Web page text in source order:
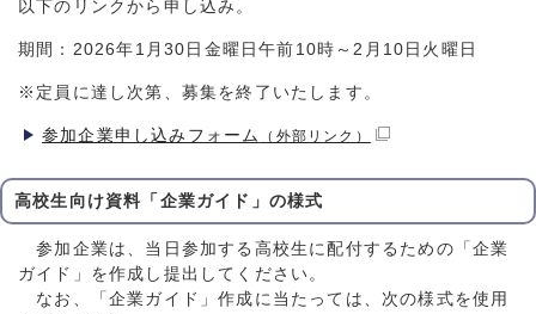
以下のリンクから申し込み。
期間：2026年1月30日金曜日午前10時～2月10日火曜日
※定員に達し次第、募集を終了いたします。
参加企業申し込みフォーム （外部リンク）
高校生向け資料「企業ガイド」の様式
参加企業は、当日参加する高校生に配付するための「企業
ガイド」を作成し提出してください。
なお、「企業ガイド」作成に当たっては、次の様式を使用